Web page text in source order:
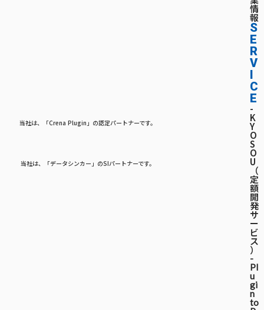
当社は、「Crena Plugin」の認定パートナーです。
当社は、「データシンカー」のSIパートナーです。
情
報
S
E
R
V
I
C
E
-
K
Y
O
S
O
U
（
定
額
開
発
サ
ー
ビ
ス
）
-
Pl
u
gi
n
to